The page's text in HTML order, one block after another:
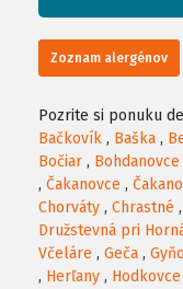
Zoznam alergénov
Pozrite si ponuku
Bačkovík , Baška ,
Bočiar , Bohdanovce
, Čakanovce ,
Chorváty , Chrastné ,
Družstevná pri
Včeláre , Geča ,
, Herľany , Hodkovce